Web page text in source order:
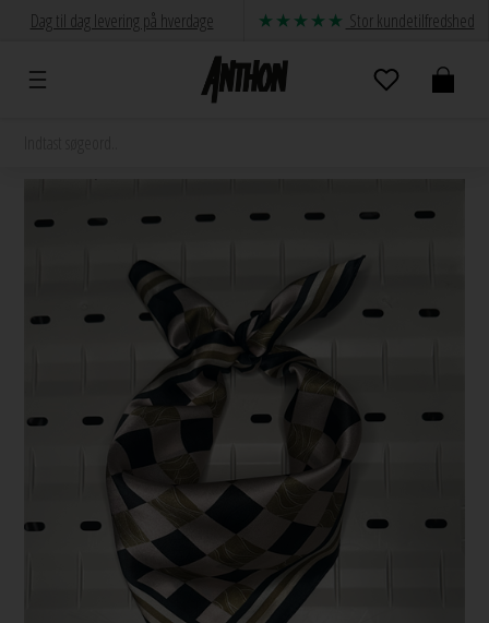
Dag til dag levering på hverdage Stor kundetilfredshed